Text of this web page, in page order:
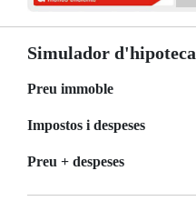
Simulador d'hipoteca
Preu immoble
Impostos i despeses
Preu + despeses